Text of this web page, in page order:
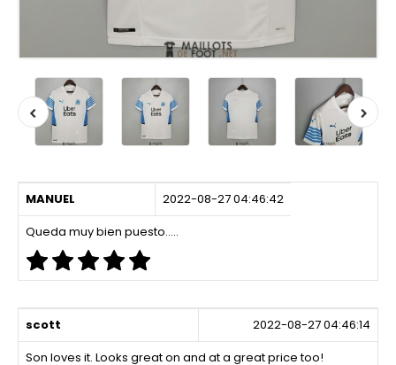
MANUEL
2022-08-27 04:46:42
Queda muy bien puesto.....
scott
2022-08-27 04:46:14
Son loves it. Looks great on and at a great price too!